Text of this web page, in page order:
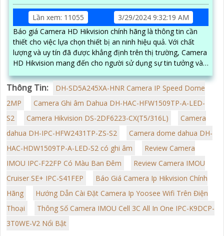
Lần xem: 11055
3/29/2024 9:32:19 AM
Báo giá Camera HD Hikvision chính hãng là thông tin cần
thiết cho việc lựa chọn thiết bị an ninh hiệu quả. Với chất
lượng và uy tín đã được khẳng định trên thị trường, Camera
HD Hikvision mang đến cho người sử dụng sự tin tưởng và
an tâm
Thông Tin:
DH-SD5A245XA-HNR Camera IP Speed Dome
2MP
Camera Ghi âm Dahua DH-HAC-HFW1509TP-A-LED-
S2
Camera Hikvision DS-2DF6223-CX(T5/316L)
Camera
dahua DH-IPC-HFW2431TP-ZS-S2
Camera dome dahua DH-
HAC-HDW1509TP-A-LED-S2 có ghi âm
Review Camera
IMOU IPC-F22FP Có Màu Ban Đêm
Review Camera IMOU
Cruiser SE+ IPC-S41FEP
Báo Giá Camera Ip Hikvision Chính
Hãng
Hướng Dẫn Cài Đặt Camera Ip Yoosee Wifi Trên Điện
Thoại
Thông Số Camera IMOU Cell 3C All In One IPC-K9DCP-
3T0WE-V2 Nổi Bật